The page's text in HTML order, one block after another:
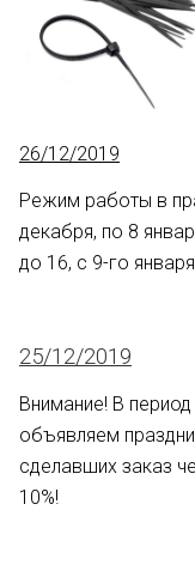
26/12/2019
Режим работы в
декабря, по 8
до 16, с 9-го
25/12/2019
Внимание! В
объявляем
сделавших заказ
10%!